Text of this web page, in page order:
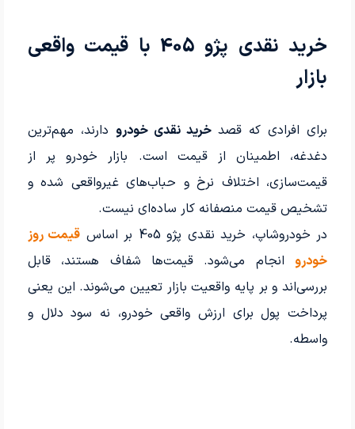
خرید نقدی پژو 405 با قیمت واقعی
بازار
برای افرادی که قصدخرید نقدی خودرو دارند، مهم‌ترین
دغدغه، اطمینان از قیمت است. بازار خودرو پر از
قیمت‌سازی، اختلاف نرخ و حباب‌های غیرواقعی شده و
تشخیص قیمت منصفانه کار ساده‌ای نیست.
در خودروشاپ، خرید نقدی پژو 405 بر اساس
قیمت روز
خودروانجام می‌شود. قیمت‌ها شفاف هستند، قابل
بررسی‌اند و بر پایه واقعیت بازار تعیین می‌شوند. این یعنی
پرداخت پول برای ارزش واقعی خودرو، نه سود دلال و
واسطه.